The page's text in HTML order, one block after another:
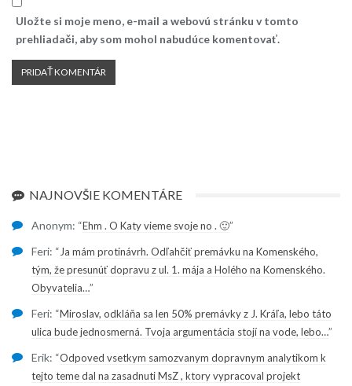
Uložte si moje meno, e-mail a webovú stránku v tomto
prehliadači, aby som mohol nabudúce komentovať.
NAJNOVŠIE KOMENTÁRE
Anonym: “Ehm . O Katy vieme svoje no . 🙂”
Feri: “Ja mám protinávrh. Odľahčiť premávku na Komenského,
tým, že presunúť dopravu z ul. 1. mája a Holého na Komenského.
Obyvatelia…”
Feri: “Miroslav, odkláňa sa len 50% premávky z J. Kráľa, lebo táto
ulica bude jednosmerná. Tvoja argumentácia stojí na vode, lebo…”
Erik: “Odpoved vsetkym samozvanym dopravnym analytikom k
tejto teme dal na zasadnuti MsZ , ktory vypracoval projekt